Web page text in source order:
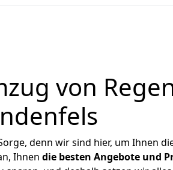
von
denn wir sind hier, um Ihnen
Ihnen die besten Angebote und